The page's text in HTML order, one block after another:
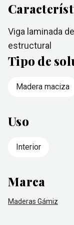
Viga laminada
estructural
Tipo de
Madera maciza
Uso
Interior
Marca
Maderas Gámiz